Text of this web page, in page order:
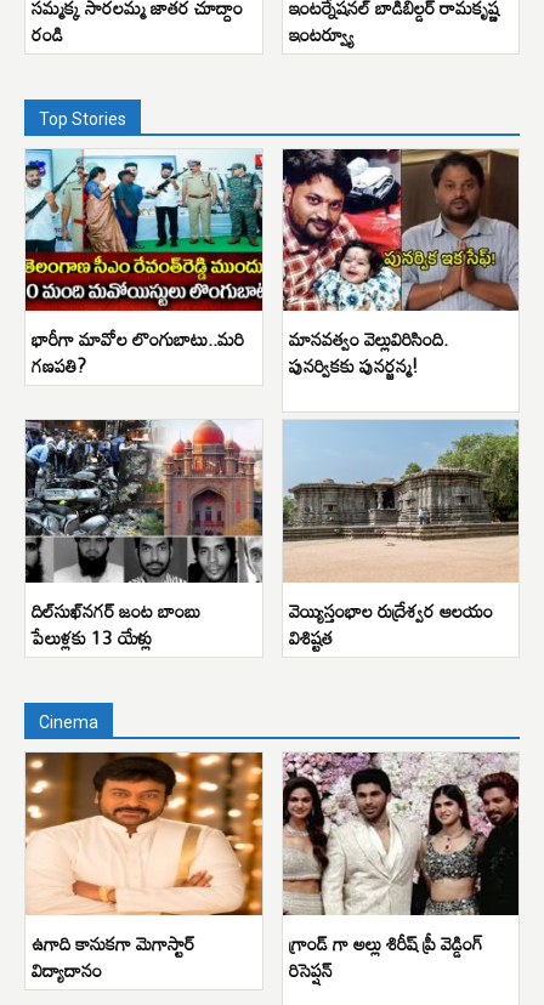
రండి ఇంటర్వ్యూ
Top Stories
భారీగా మావోల లొంగుబాటు..మరి
గణపతి?
మానవత్వం వెల్లువిరిసింది.
పునర్వికకు పునర్జన్మ!
దిల్‌సుఖ్‌నగర్ జంట బాంబు
పేలుళ్లకు 13 యేళ్లు
వెయ్యిస్తంభాల రుద్రేశ్వర ఆలయం
విశిష్టత
Cinema
ఉగాది కానుకగా మెగాస్టార్
విద్యాదానం
గ్రాండ్ గా అల్లు శిరీష్ ప్రీ వెడ్డింగ్
రిసెప్షన్